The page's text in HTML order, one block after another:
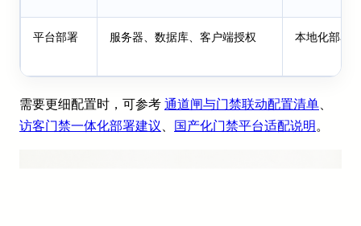
平台部署 服务器、数据库、客户端授权 本地化部署
需要更细配置时，可参考 通道闸与门禁联动配置清单
访客门禁一体化部署建议
国产化门禁平台适配说明 。